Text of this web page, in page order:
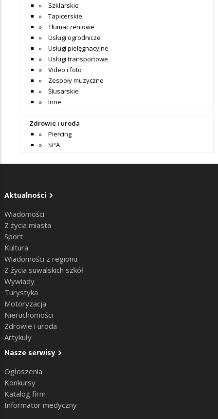
Szklarskie
Tapicerskie
Tłumaczeniowe
Usługi ogrodnicze
Usługi pielęgnacyjne
Usługi transportowe
Video i foto
Zespoły muzyczne
Ślusarskie
Inne
Zdrowie i uroda
Piercing
SPA
Aktualności
Wiadomości
Z życia miasta
Sport
Kultura
Wiadomości z regionu
Z życia suwalskich szkół
Wywiady
Turystyka
Motoryzacja
Nieruchomości
Zdrowie i uroda
Artykuły
Nasze serwisy
Ogłoszenia
Konkursy
Katalog firm
Informator medyczny